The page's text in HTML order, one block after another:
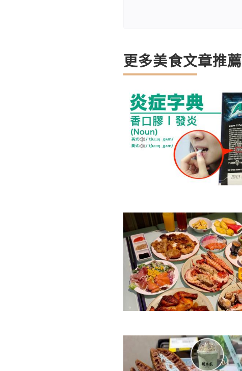
更多美食文章推薦